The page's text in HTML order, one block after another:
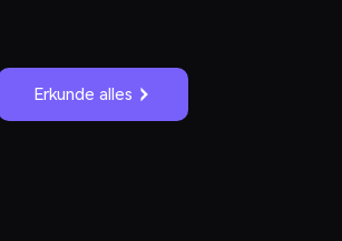
Erkunde alles